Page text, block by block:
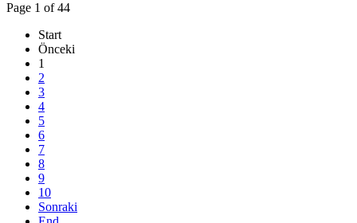
Page 1 of 44
Start
Önceki
1
2
3
4
5
6
7
8
9
10
Sonraki